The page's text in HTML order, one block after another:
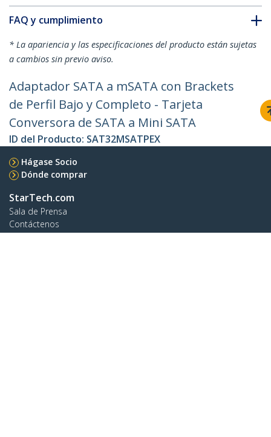
FAQ y cumplimiento
* La apariencia y las especificaciones del producto están sujetas
a cambios sin previo aviso.
Adaptador SATA a mSATA con Brackets
de Perfil Bajo y Completo - Tarjeta
Conversora de SATA a Mini SATA
ID del Producto: SAT32MSATPEX
Hágase Socio
Dónde comprar
StarTech.com
Sala de Prensa
Contáctenos
Acerca de nosotros